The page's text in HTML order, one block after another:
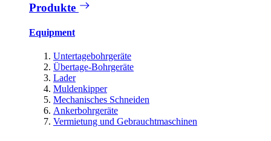
Produkte
Equipment
Untertagebohrgeräte
Übertage-Bohrgeräte
Lader
Muldenkipper
Mechanisches Schneiden
Ankerbohrgeräte
Vermietung und Gebrauchtmaschinen